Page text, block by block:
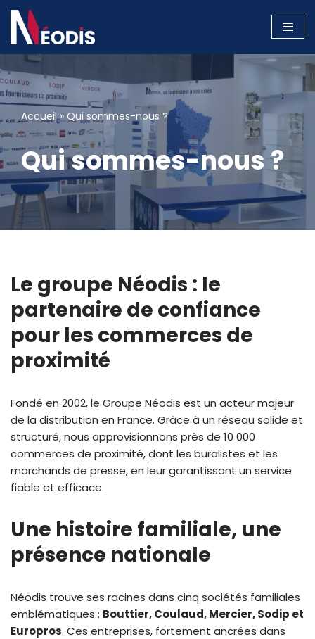
Aller
au
contenu
Accueil» Qui sommes-nous ?
Qui sommes-nous ?
Le groupe Néodis : le
partenaire de confiance
pour les commerces de
proximité
Fondé en 2002, le Groupe Néodis est un acteur majeur
de la distribution en France. Grâce à un réseau solide et
structuré, nous approvisionnons près de 10 000
commerces de proximité, dont les buralistes et les
marchands de presse, en leur garantissant un service
fiable et efficace.
Une histoire familiale, une
présence nationale
Néodis trouve ses racines dans cinq sociétés familiales
emblématiques : Bouttier, Coulaud, Mercier, Sodip et
Europros. Ces entreprises, fortement ancrées dans